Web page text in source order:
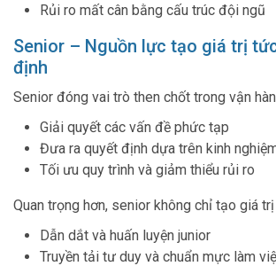
Rủi ro mất cân bằng cấu trúc đội ngũ
Senior – Nguồn lực tạo giá trị
định
Senior đóng vai trò then chốt trong vận
Giải quyết các vấn đề phức tạp
Đưa ra quyết định dựa trên kinh
Tối ưu quy trình và giảm thiểu rủi ro
Quan trọng hơn, senior không chỉ tạo giá
Dẫn dắt và huấn luyện junior
Truyền tải tư duy và chuẩn mực làm